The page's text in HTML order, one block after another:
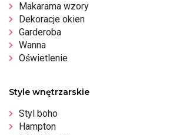
Makarama wzory
Dekoracje okien
Garderoba
Wanna
Oświetlenie
Style wnętrzarskie
Styl boho
Hampton